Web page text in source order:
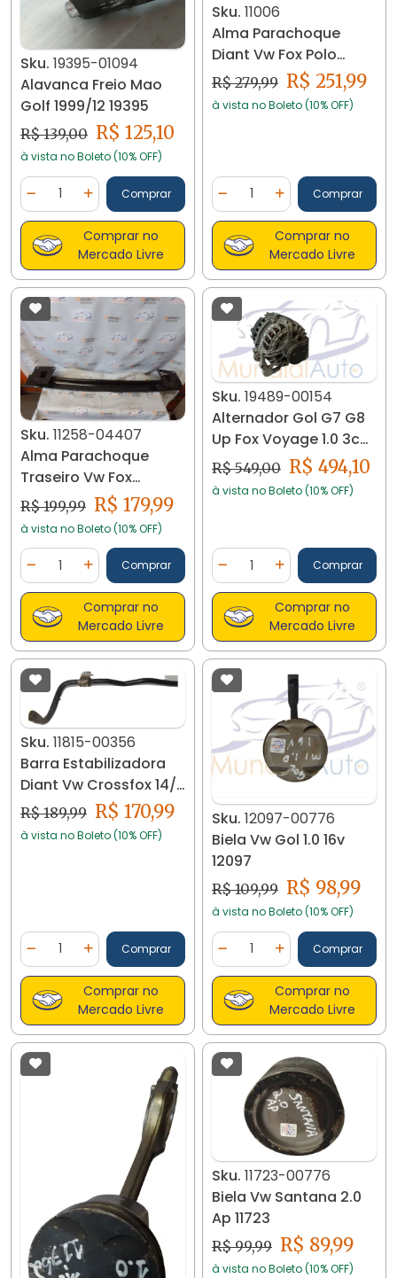
Sku. 19395-01094
Alavanca Freio Mao
Golf 1999/12 19395
R$ 139,00 R$ 125,10
à vista no Boleto (10% OFF)
Diminuir Quantidade
Quantidade
Adicionar Quantidade
Comprar
Comprar no
Mercado Livre
Sku. 11006
Alma Parachoque
Diant Vw Fox Polo
6q0806563a 11006
R$ 279,99 R$ 251,99
à vista no Boleto (10% OFF)
Diminuir Quantidade
Quantidade
AdicionarComprar
Comprar no
Mercado Livre
Sku. 11258-04407
Alma Parachoque
Traseiro Vw Fox
Crossfox 5z0807558
11258
R$ 199,99 R$ 179,99
à vista no Boleto (10% OFF)
Diminuir Quantidade
Quantidade
Adicionar Quantidade
Comprar
Comprar no
Mercado Livre
Sku. 19489-00154
Alternador Gol G7 G8
Up Fox Voyage 1.0 3cc
Original 19489
R$ 549,00 R$ 494,10
à vista no Boleto (10% OFF)
Diminuir Quantidade
Quantidade
AdicionarComprar
Comprar no
Mercado Livre
Sku. 11815-00356
Barra Estabilizadora
Diant Vw Crossfox 14/..
11815
R$ 189,99 R$ 170,99
à vista no Boleto (10% OFF)
Diminuir Quantidade
Quantidade
Adicionar Quantidade
Comprar
Comprar no
Mercado Livre
Sku. 12097-00776
Biela Vw Gol 1.0 16v
12097
R$ 109,99 R$ 98,99
à vista no Boleto (10% OFF)
Diminuir Quantidade
Quantidade
AdicionarComprar
Comprar no
Mercado Livre
Sku. 11723-00776
Biela Vw Santana 2.0
Ap 11723
R$ 99,99 R$ 89,99
à vista no Boleto (10% OFF)